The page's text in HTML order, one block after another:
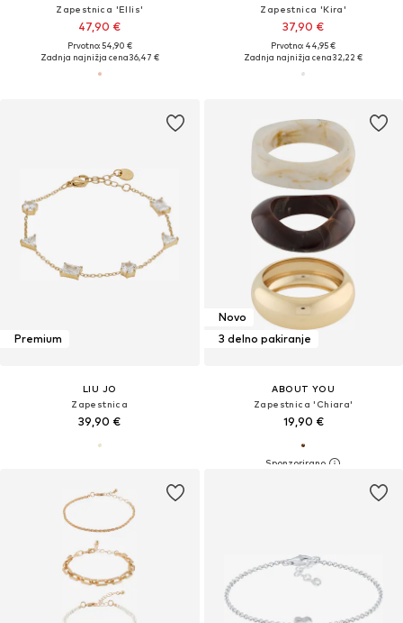
Zapestnica 'Ellis'
47,90 €
Prvotno: 54,90 €
Zadnja najnižja cena36,47 €
Zapestnica 'Kira'
37,90 €
Prvotno: 44,95 €
Zadnja najnižja cena32,22 €
Premium
LIU JO
Zapestnica
39,90 €
Novo
3 delno pakiranje
ABOUT YOU
Zapestnica 'Chiara'
19,90 €